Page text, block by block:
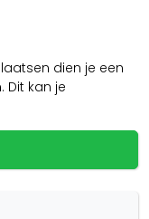
dien je een
kan je